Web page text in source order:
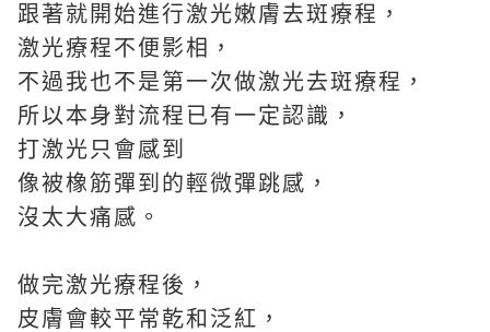
跟著就開始進行激光嫩膚去斑療程，
激光療程不便影相，
不過我也不是第一次做激光去斑療程，
所以本身對流程已有一定認識，
打激光只會感到
像被橡筋彈到的輕微彈跳感，
沒太大痛感。
做完激光療程後，
皮膚會較平常乾和泛紅，